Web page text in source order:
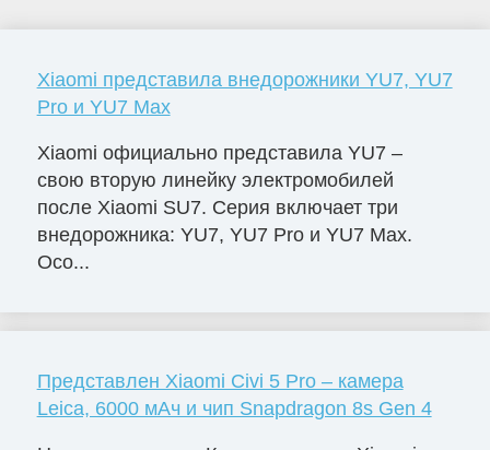
Xiaomi представила внедорожники YU7, YU7
Pro и YU7 Max
Xiaomi официально представила YU7 –
свою вторую линейку электромобилей
после Xiaomi SU7. Серия включает три
внедорожника: YU7, YU7 Pro и YU7 Max.
Осо...
Представлен Xiaomi Civi 5 Pro – камера
Leica, 6000 мАч и чип Snapdragon 8s Gen 4